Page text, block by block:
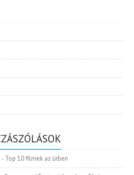
- Top 10 filmek az űrben